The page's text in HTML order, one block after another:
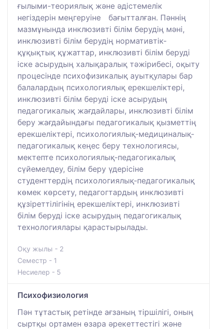
ғылыми-теориялық және әдістемелік
негіздерін меңгеруіне бағытталған. Пәннің
мазмұнында инклюзивті білім берудің мәні,
инклюзивті білім берудің нормативтік-
құқықтық құжаттар, инклюзивті білім беруді
іске асырудың халықаралық тәжірибесі, оқыту
процесінде психофизикалық ауытқулары бар
балалардың психологиялық ерекшеліктері,
инклюзивті білім беруді іске асырудың
педагогикалық жағдайлары, инклюзивті білім
беру жағдайындағы педагогикалық қызметтің
ерекшеліктері, психологиялық-медициналық-
педагогикалық кеңес беру технологиясы,
мектепте психологиялық-педагогикалық
сүйемелдеу, білім беру үдерісіне
студенттердің психологиялық-педагогикалық
көмек көрсету, педагогтардың инклюзивті
құзіреттілігінің ерекшеліктері, инклюзивті
білім беруді іске асырудың педагогикалық
технологиялары қарастырылады.
Оқу жылы - 2
Семестр - 1
Несиелер - 5
Психофизиология
Пән тұтастық ретінде ағзаның тіршілігі, оның
сыртқы ортамен өзара әрекеттестігі және